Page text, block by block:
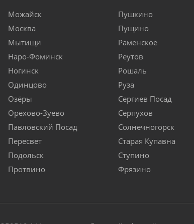
Можайск
Москва
Мытищи
Наро-Фоминск
Ногинск
Одинцово
Озёры
Орехово-Зуево
Павловский Посад
Пересвет
Подольск
Протвино
Пушкино
Пущино
Раменское
Реутов
Рошаль
Руза
Сергиев Посад
Серпухов
Солнечногорск
Старая Купавна
Ступино
Фрязино